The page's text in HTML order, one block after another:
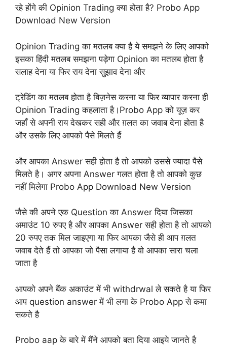
रहे होंगे की Opinion Trading क्या होता है? Probo App
Download New Version
Opinion Trading का मतलब क्या है ये समझने के लिए आपको
इसका हिंदी मतलब समझना पड़ेगा Opinion का मतलब होता है
सलाह देना या फिर राय देना सुझाव देना और
ट्रेडिंग का मतलब होता है बिज़नेस करना या फिर व्यापार करना ही
Opinion Trading कहलाता है।Probo App को यूज़ कर
जहाँ से अपनी राय देखकर सही और ग़लत का जवाब देना होता है
और उसके लिए आपको पैसे मिलते हैं
और आपका Answer सही होता है तो आपको उससे ज्यादा पैसे
मिलते है। अगर अपना Answer गलत होता है तो आपको कुछ
नहीं मिलेगा Probo App Download New Version
जैसे की अपने एक Question का Answer दिया जिसका
अमाउंट 10 रुपए है और आपका Answer सही होता है तो आपको
20 रुपए तक मिल जाइएगा या फिर आपका जैसे ही आप ग़लत
जवाब देते हैं तो आपका जो पैसा लगाया है वो आपका सारा चला
जाता है
आपको अपने बैंक अकाउंट में भी withdrwal ले सकते है या फिर
आप question answer में भी लगा के Probo App से कमा
सकते है
Probo aap के बारे में मैंने आपको बता दिया आइये जानते है